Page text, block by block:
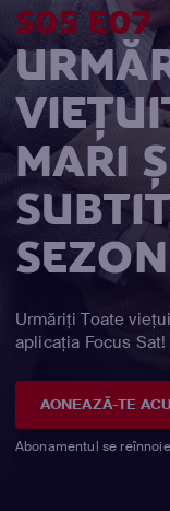
S05 E07
MARI
Urmăriți Toate
aplicația Focus Sat!
AONEAZĂ-TE
Abonamentul se